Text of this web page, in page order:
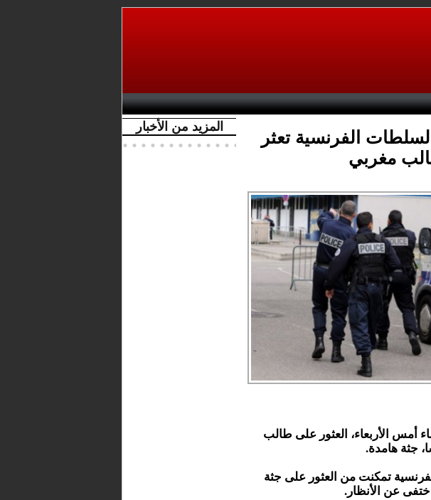
المزيد من الأخبار
الفرنسية تعثر
مغربي
أمس الأربعاء، العثور على طالب
جثة هامدة.
تمكنت من العثور على جثة
عن الأنظار.